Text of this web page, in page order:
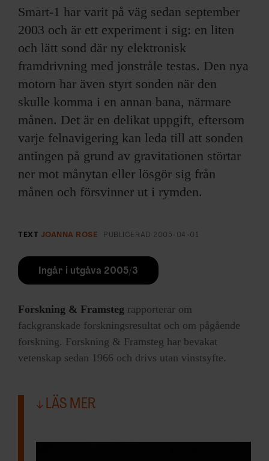
Smart-1 har varit på väg sedan september
2003 och är ett experiment i sig: en liten
och lätt sond där ny elektronisk
framdrivning med jonstråle testas. Den nya
motorn har även styrt sonden när den
skulle komma i en annan bana, närmare
månen. Det är en delikat uppgift, eftersom
varje felnavigering kan leda till att sonden
antingen på grund av gravitationen störtar
ner mot månytan eller lösgör sig från
månen och försvinner ut i rymden.
TEXT JOANNA ROSE PUBLICERAD 2005-04-01
Ingår i utgåva 2005/3
Forskning & Framsteg rapporterar om
fackgranskade forskningsresultat och om pågående
forskning. Forskning & Framsteg har bevakat
vetenskap sedan 1966 och drivs utan vinstsyfte.
LÄS MER